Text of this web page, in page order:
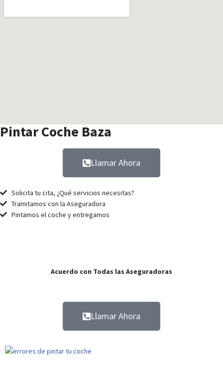
Pintar Coche Baza
Llamar Ahora
Solicita tu cita, ¿Qué servicios necesitas?
Tramitamos con la Aseguradora
Pintamos el coche y entregamos
Acuerdo con Todas las Aseguradoras
Llamar Ahora